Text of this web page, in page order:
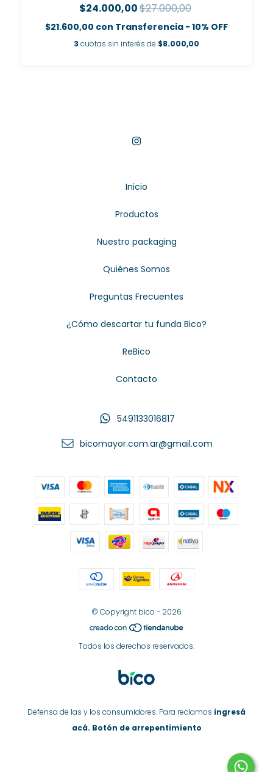
$24.000,00$27.000,00
$21.600,00 con Transferencia - 10% OFF
3 cuotas sin interés de $8.000,00
Inicio
Productos
Nuestro packaging
Quiénes Somos
Preguntas Frecuentes
¿Cómo descartar tu funda Bico?
ReBico
Contacto
5491133016817
bicomayor.com.ar@gmail.com
© Copyright bico - 2026
Todos los derechos reservados.
Defensa de las y los consumidores. Para reclamos ingresá
acá. Botón de arrepentimiento